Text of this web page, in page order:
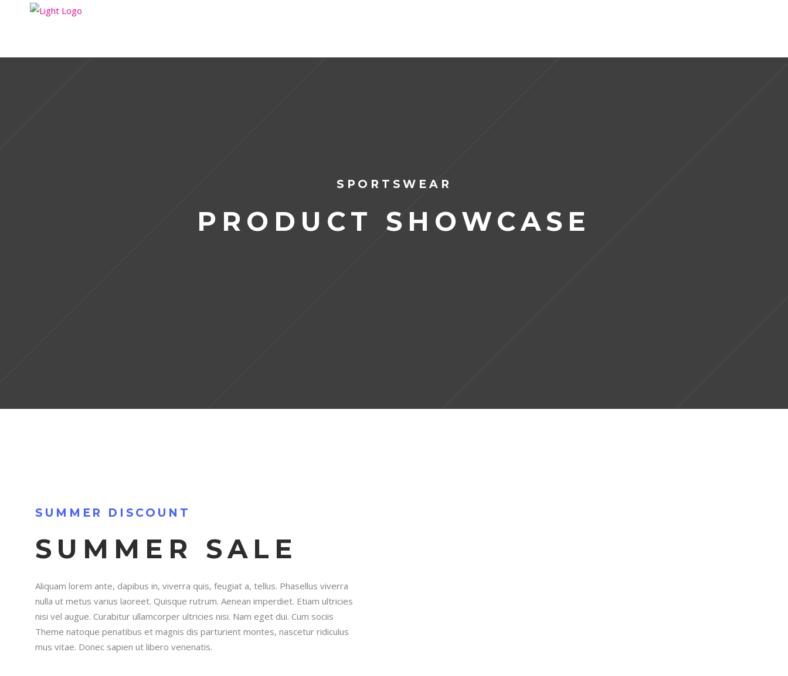
SPORTSWEAR
PRODUCT SHOWCASE
SUMMER DISCOUNT
SUMMER SALE
Aliquam lorem ante, dapibus in, viverra quis, feugiat a, tellus. Phasellus viverra
nulla ut metus varius laoreet. Quisque rutrum. Aenean imperdiet. Etiam ultricies
nisi vel augue. Curabitur ullamcorper ultricies nisi. Nam eget dui. Cum sociis
Theme natoque penatibus et magnis dis parturient montes, nascetur ridiculus
mus vitae. Donec sapien ut libero venenatis.